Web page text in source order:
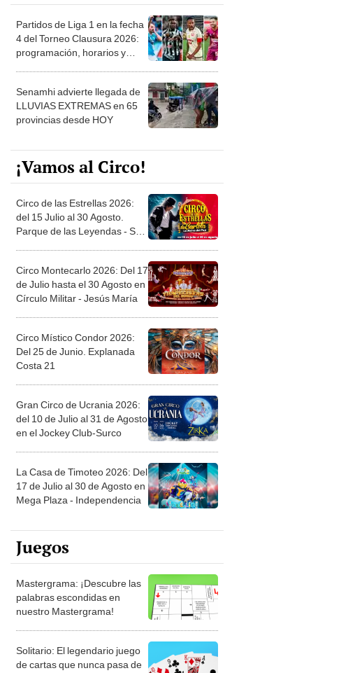
Partidos de Liga 1 en la fecha
4 del Torneo Clausura 2026:
programación, horarios y
Senamhi advierte llegada de
LLUVIAS EXTREMAS en 65
provincias desde HOY
¡Vamos al Circo!
Circo de las Estrellas 2026:
del 15 Julio al 30 Agosto.
Parque de las Leyendas - San
Circo Montecarlo 2026: Del 17
de Julio hasta el 30 Agosto en
Círculo Militar - Jesús María
Circo Místico Condor 2026:
Del 25 de Junio. Explanada
Costa 21
Gran Circo de Ucrania 2026:
del 10 de Julio al 31 de Agosto
en el Jockey Club-Surco
La Casa de Timoteo 2026: Del
17 de Julio al 30 de Agosto en
Mega Plaza - Independencia
Juegos
Mastergrama: ¡Descubre las
palabras escondidas en
nuestro Mastergrama!
Solitario: El legendario juego
de cartas que nunca pasa de